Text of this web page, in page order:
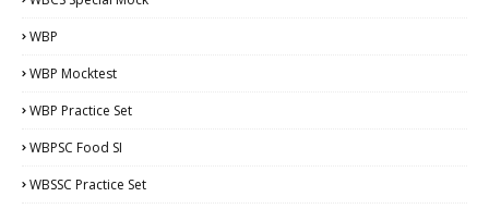
WBP
WBP Mocktest
WBP Practice Set
WBPSC Food SI
WBSSC Practice Set